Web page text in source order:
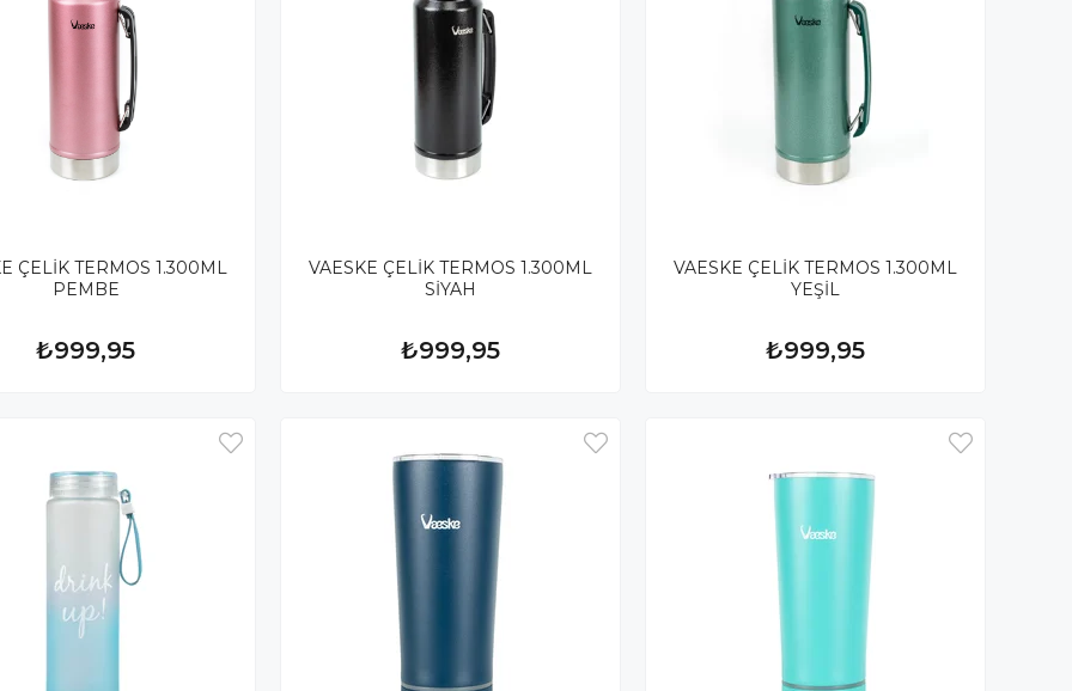
ÇELİK TERMOS 1.300ML
PEMBE
₺999,95
VAESKE ÇELİK TERMOS 1.300ML
SİYAH
₺999,95
VAESKE ÇELİK TERMOS 1.300ML
YEŞİL
₺999,95